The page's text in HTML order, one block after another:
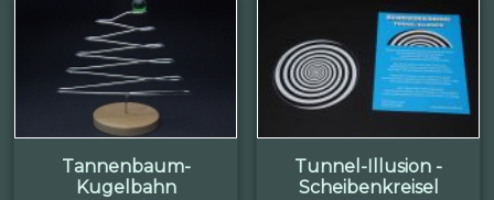
Tannenbaum-
Kugelbahn
Tunnel-Illusion -
Scheibenkreisel